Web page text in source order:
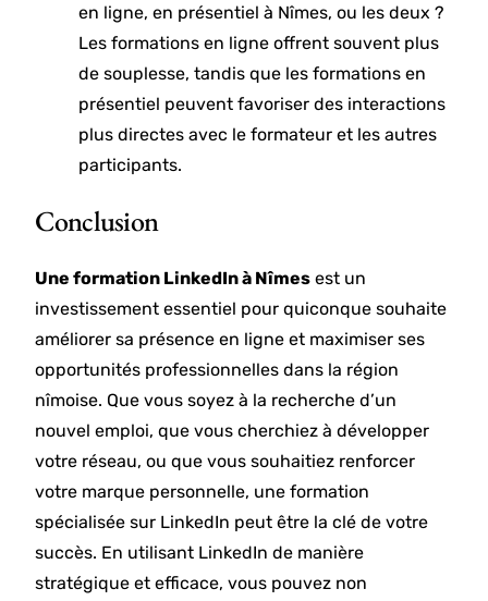
en ligne, en présentiel à Nîmes, ou les deux ?
Les formations en ligne offrent souvent plus
de souplesse, tandis que les formations en
présentiel peuvent favoriser des interactions
plus directes avec le formateur et les autres
participants.
Conclusion
Une formation LinkedIn à Nîmes est un
investissement essentiel pour quiconque souhaite
améliorer sa présence en ligne et maximiser ses
opportunités professionnelles dans la région
nîmoise. Que vous soyez à la recherche d’un
nouvel emploi, que vous cherchiez à développer
votre réseau, ou que vous souhaitiez renforcer
votre marque personnelle, une formation
spécialisée sur LinkedIn peut être la clé de votre
succès. En utilisant LinkedIn de manière
stratégique et efficace, vous pouvez non